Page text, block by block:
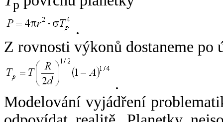
p
.
Z rovnosti výkonů dostaneme po
.
Modelování vyjádření